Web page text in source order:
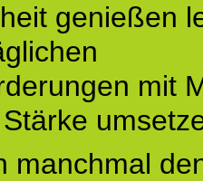
genießen
mit
manchmal